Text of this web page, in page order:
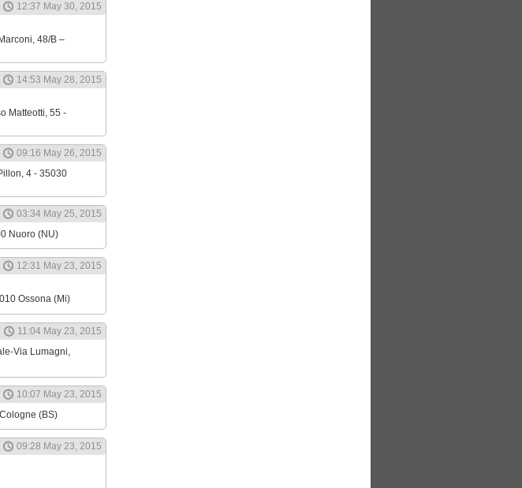
12:37 May 30, 2015
48/B –
14:53 May 28, 2015
Matteotti, 55 -
09:16 May 26, 2015
4 - 35030
03:34 May 25, 2015
Nuoro (NU)
12:31 May 23, 2015
Ossona (Mi)
11:04 May 23, 2015
Via Lumagni,
10:07 May 23, 2015
(BS)
09:28 May 23, 2015